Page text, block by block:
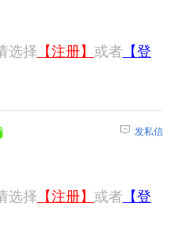
选择 【注册】 或者 【登
发私信
选择 【注册】 或者 【登